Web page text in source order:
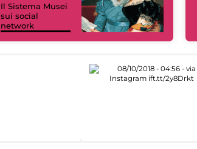
Il Sistema Musei
sui social
network